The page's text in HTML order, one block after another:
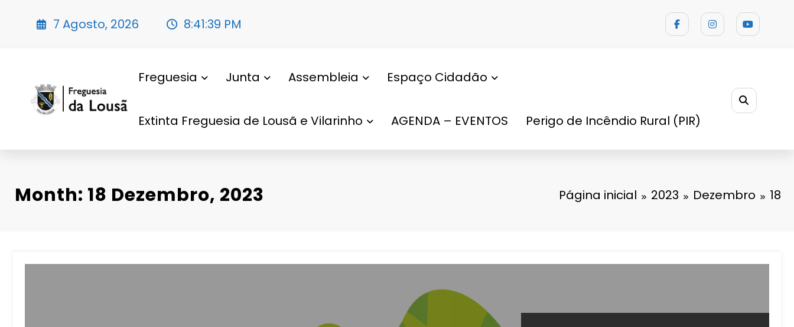
7 Agosto, 2026 8:41:40 PM
Freguesia Junta Assembleia Espaço Cidadão
Extinta Freguesia de Lousã e Vilarinho AGENDA – EVENTOS Perigo de Incêndio Rural (PIR)
Month: 18 Dezembro, 2023 Página inicial 2023 Dezembro 18